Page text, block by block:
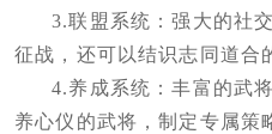
3.联盟系统：强大的社
征战，还可以结识志同道合
4.养成系统：丰富的武
养心仪的武将，制定专属策